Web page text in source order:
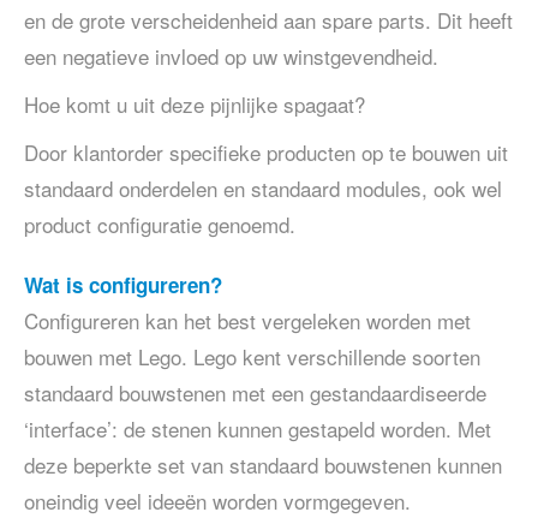
en de grote verscheidenheid aan spare parts. Dit heeft
een negatieve invloed op uw winstgevendheid.
Hoe komt u uit deze pijnlijke spagaat?
Door klantorder specifieke producten op te bouwen uit
standaard onderdelen en standaard modules, ook wel
product configuratie genoemd.
Wat is configureren?
Configureren kan het best vergeleken worden met
bouwen met Lego. Lego kent verschillende soorten
standaard bouwstenen met een gestandaardiseerde
‘interface’: de stenen kunnen gestapeld worden. Met
deze beperkte set van standaard bouwstenen kunnen
oneindig veel ideeën worden vormgegeven.